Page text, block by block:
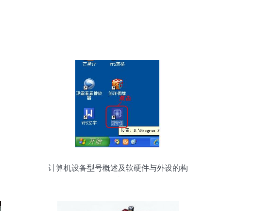
计算机设备型号概述及软硬件与外设的构